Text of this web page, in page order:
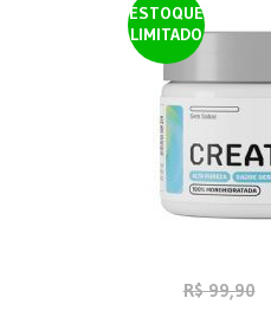
ESTOQUE
LIMITADO
R$ 99,90